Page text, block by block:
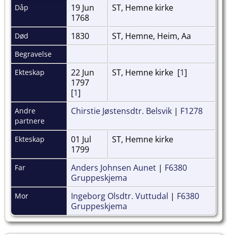
Dåp
19 Jun
1768
ST, Hemne kirke
Død 1830 ST, Hemne, Heim, Aa
Begravelse
Ekteskap
22 Jun
1797
[1]
ST, Hemne kirke [1]
Andre
partnere
Chirstie Jøstensdtr. Belsvik | F1278
Ekteskap
01 Jul
1799
ST, Hemne kirke
Far Anders Johnsen Aunet | F6380
Gruppeskjema
Mor Ingeborg Olsdtr. Vuttudal | F6380
Gruppeskjema